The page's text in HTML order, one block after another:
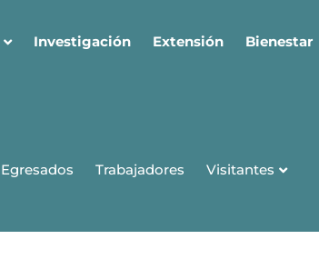
Investigación Extensión Bienestar
Egresados Trabajadores Visitantes